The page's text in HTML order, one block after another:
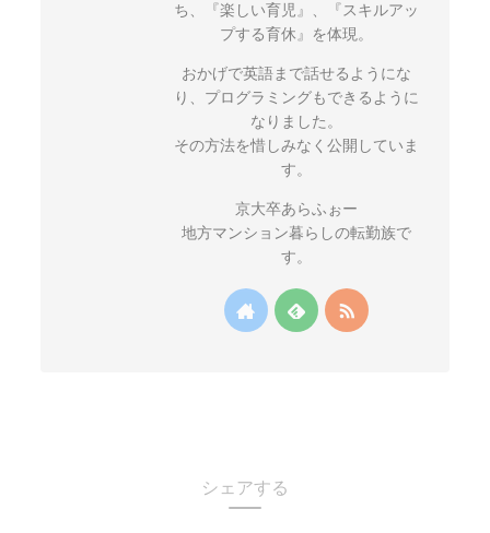
ち、『楽しい育児』、『スキルアッ
プする育休』を体現。
おかげで英語まで話せるようにな
り、プログラミングもできるように
なりました。
その方法を惜しみなく公開していま
す。
京大卒あらふぉー
地方マンション暮らしの転勤族で
す。
シェアする